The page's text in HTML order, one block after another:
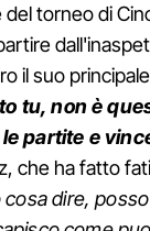
del torneo di
il suo
tu, non è
partite e
che ha fatto
cosa dire,